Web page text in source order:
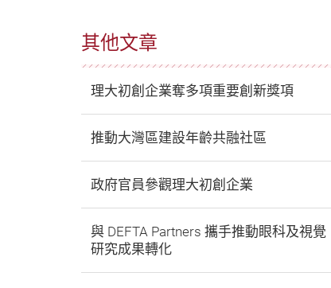
其他文章
理大初創企業奪多項重要創新獎項
推動大灣區建設年齡共融社區
政府官員參觀理大初創企業
與 DEFTA Partners 攜手推動眼科及視覺
研究成果轉化